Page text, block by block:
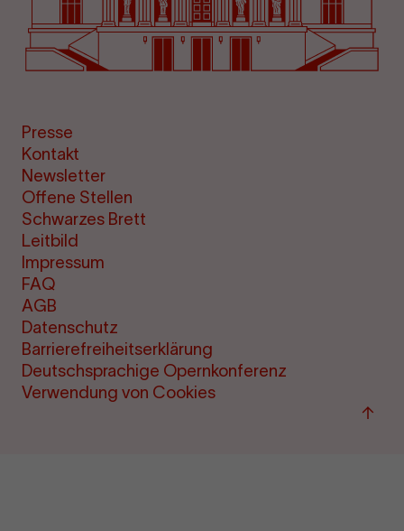
Presse
Kontakt
Newsletter
Offene Stellen
Schwarzes Brett
Leitbild
Impressum
FAQ
AGB
Datenschutz
Barrierefreiheitserklärung
Deutschsprachige Opernkonferenz
Verwendung von Cookies
Zum